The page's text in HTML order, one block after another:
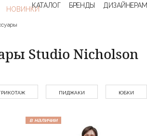
КАТАЛОГ БРЕНДЫ ДИЗАЙНЕРАМ
Studio Nicholson
ПИДЖАКИ ЮБКИ
в наличии